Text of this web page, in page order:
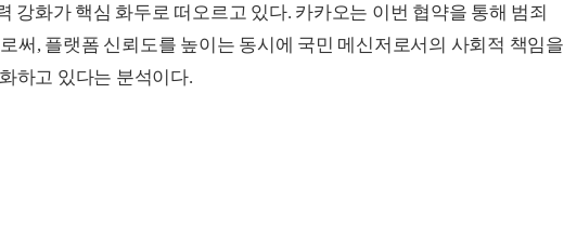
강화가 핵심 화두로 떠오르고 있다. 카카오는 이번 협약을 통해 범죄
써, 플랫폼 신뢰도를 높이는 동시에 국민 메신저로서의 사회적 책임을
하고 있다는 분석이다.